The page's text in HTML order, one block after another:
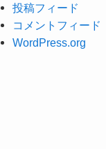
投稿フィード
コメントフィード
WordPress.org